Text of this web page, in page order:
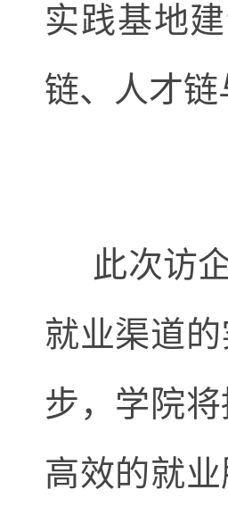
实践基地
链、人才
此次访
就业渠道
步，学院
高效的就